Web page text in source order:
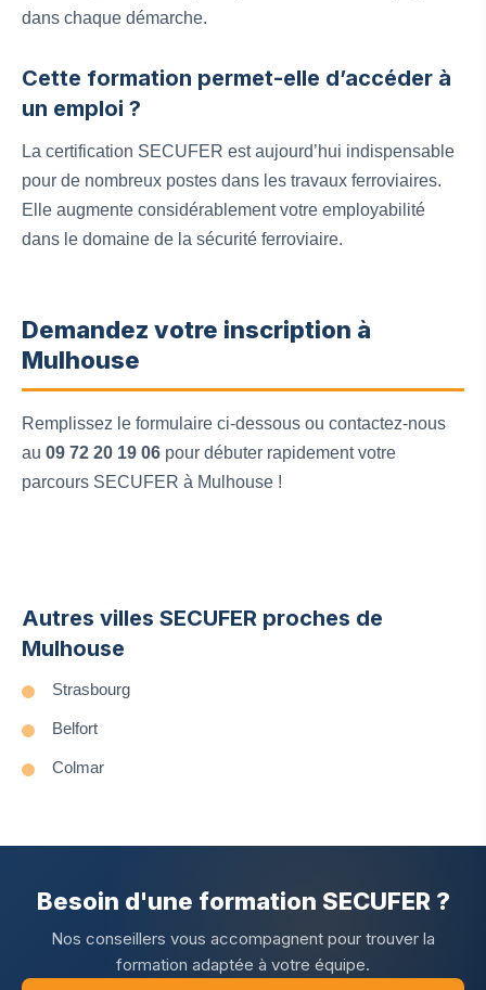
dans chaque démarche.
Cette formation permet-elle d’accéder à
un emploi ?
La certification SECUFER est aujourd’hui indispensable
pour de nombreux postes dans les travaux ferroviaires.
Elle augmente considérablement votre employabilité
dans le domaine de la sécurité ferroviaire.
Demandez votre inscription à
Mulhouse
Remplissez le formulaire ci-dessous ou contactez-nous
au 09 72 20 19 06 pour débuter rapidement votre
parcours SECUFER à Mulhouse !
Autres villes SECUFER proches de
Mulhouse
Strasbourg
Belfort
Colmar
Besoin d'une formation SECUFER ?
Nos conseillers vous accompagnent pour trouver la
formation adaptée à votre équipe.